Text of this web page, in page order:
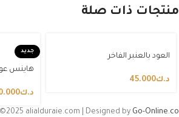
منتجات ذات صلة
العود بالعنبر الفاخر
د.ك45.000
جديد
هاينس
د.ك
alialduraie.com | Designed by Go-Online.co